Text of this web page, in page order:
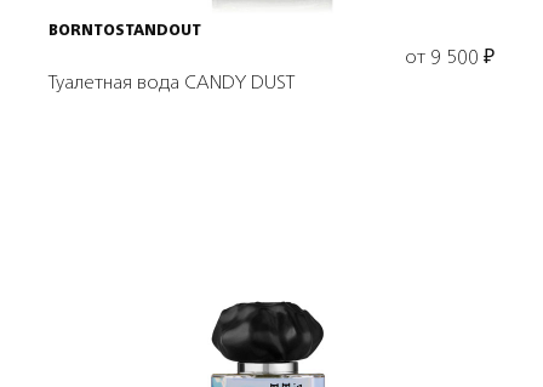
BORNTOSTANDOUT
от 9 500 ₽
Туалетная вода CANDY DUST
Подробнее